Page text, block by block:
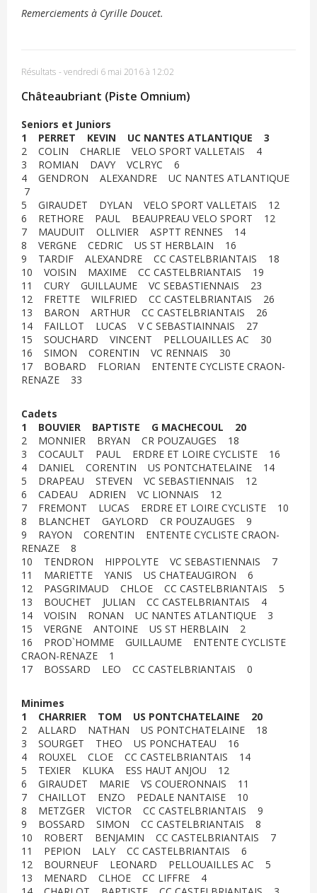
Remerciements à Cyrille Doucet.
Résultats - vendredi 6 mai 2016 à 12:02
Châteaubriant (Piste Omnium)
Seniors et Juniors
1 PERRET KEVIN UC NANTES ATLANTIQUE 3
2 COLIN CHARLIE VELO SPORT VALLETAIS 4
3 ROMIAN DAVY VCLRYC 6
4 GENDRON ALEXANDRE UC NANTES ATLANTIQUE
7
5 GIRAUDET DYLAN VELO SPORT VALLETAIS 12
6 RETHORE PAUL BEAUPREAU VELO SPORT 12
7 MAUDUIT OLLIVIER ASPTT RENNES 14
8 VERGNE CEDRIC US ST HERBLAIN 16
9 TARDIF ALEXANDRE CC CASTELBRIANTAIS 18
10 VOISIN MAXIME CC CASTELBRIANTAIS 19
11 CURY GUILLAUME VC SEBASTIENNAIS 23
12 FRETTE WILFRIED CC CASTELBRIANTAIS 26
13 BARON ARTHUR CC CASTELBRIANTAIS 26
14 FAILLOT LUCAS V C SEBASTIAINNAIS 27
15 SOUCHARD VINCENT PELLOUAILLES AC 30
16 SIMON CORENTIN VC RENNAIS 30
17 BOBARD FLORIAN ENTENTE CYCLISTE CRAON-
RENAZE 33
Cadets
1 BOUVIER BAPTISTE G MACHECOUL 20
2 MONNIER BRYAN CR POUZAUGES 18
3 COCAULT PAUL ERDRE ET LOIRE CYCLISTE 16
4 DANIEL CORENTIN US PONTCHATELAINE 14
5 DRAPEAU STEVEN VC SEBASTIENNAIS 12
6 CADEAU ADRIEN VC LIONNAIS 12
7 FREMONT LUCAS ERDRE ET LOIRE CYCLISTE 10
8 BLANCHET GAYLORD CR POUZAUGES 9
9 RAYON CORENTIN ENTENTE CYCLISTE CRAON-
RENAZE 8
10 TENDRON HIPPOLYTE VC SEBASTIENNAIS 7
11 MARIETTE YANIS US CHATEAUGIRON 6
12 PASGRIMAUD CHLOE CC CASTELBRIANTAIS 5
13 BOUCHET JULIAN CC CASTELBRIANTAIS 4
14 VOISIN RONAN UC NANTES ATLANTIQUE 3
15 VERGNE ANTOINE US ST HERBLAIN 2
16 PROD`HOMME GUILLAUME ENTENTE CYCLISTE
CRAON-RENAZE 1
17 BOSSARD LEO CC CASTELBRIANTAIS 0
Minimes
1 CHARRIER TOM US PONTCHATELAINE 20
2 ALLARD NATHAN US PONTCHATELAINE 18
3 SOURGET THEO US PONCHATEAU 16
4 ROUXEL CLOE CC CASTELBRIANTAIS 14
5 TEXIER KLUKA ESS HAUT ANJOU 12
6 GIRAUDET MARIE VS COUERONNAIS 11
7 CHAILLOT ENZO PEDALE NANTAISE 10
8 METZGER VICTOR CC CASTELBRIANTAIS 9
9 BOSSARD SIMON CC CASTELBRIANTAIS 8
10 ROBERT BENJAMIN CC CASTELBRIANTAIS 7
11 PEPION LALY CC CASTELBRIANTAIS 6
12 BOURNEUF LEONARD PELLOUAILLES AC 5
13 MENARD CLHOE CC LIFFRE 4